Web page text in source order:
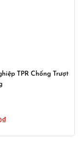
TPR Chống Trượt
₫Giá